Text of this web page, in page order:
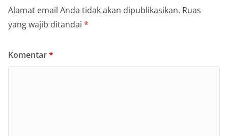
Alamat email Anda tidak akan dipublikasikan. Ruas
yang wajib ditandai *
Komentar*